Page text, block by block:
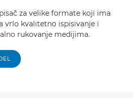
za velike formate koji ima
vrlo kvalitetno ispisivanje i
rukovanje medijima.